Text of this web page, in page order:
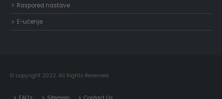
Raspored nastave
E-učenje
© copyright 2022. All Rights Reserved.